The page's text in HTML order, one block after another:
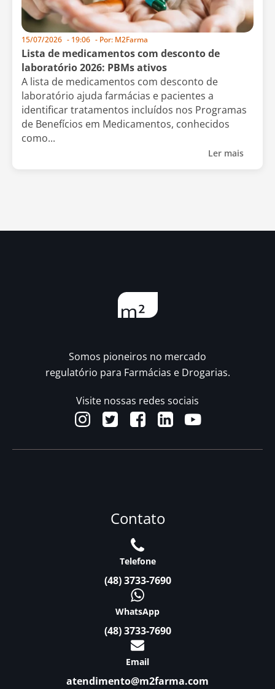
15/07/2026 - 19:06 - Por: M2Farma
Lista de medicamentos com desconto de
laboratório 2026: PBMs ativos
A lista de medicamentos com desconto de
laboratório ajuda farmácias e pacientes a
identificar tratamentos incluídos nos Programas
de Benefícios em Medicamentos, conhecidos
como...
Ler mais
Somos pioneiros no mercado
regulatório para Farmácias e Drogarias.
Visite nossas redes sociais
Contato
Telefone
(48) 3733-7690
WhatsApp
(48) 3733-7690
Email
atendimento@m2farma.com